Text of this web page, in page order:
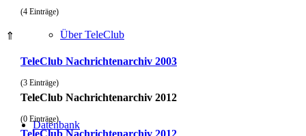
Über TeleClub
Datenbank
(4 Einträge)
⇑
TeleClub Nachrichtenarchiv 2003
(3 Einträge)
TeleClub Nachrichtenarchiv 2012
(0 Einträge)
TeleClub Nachrichtenarchiv 2012